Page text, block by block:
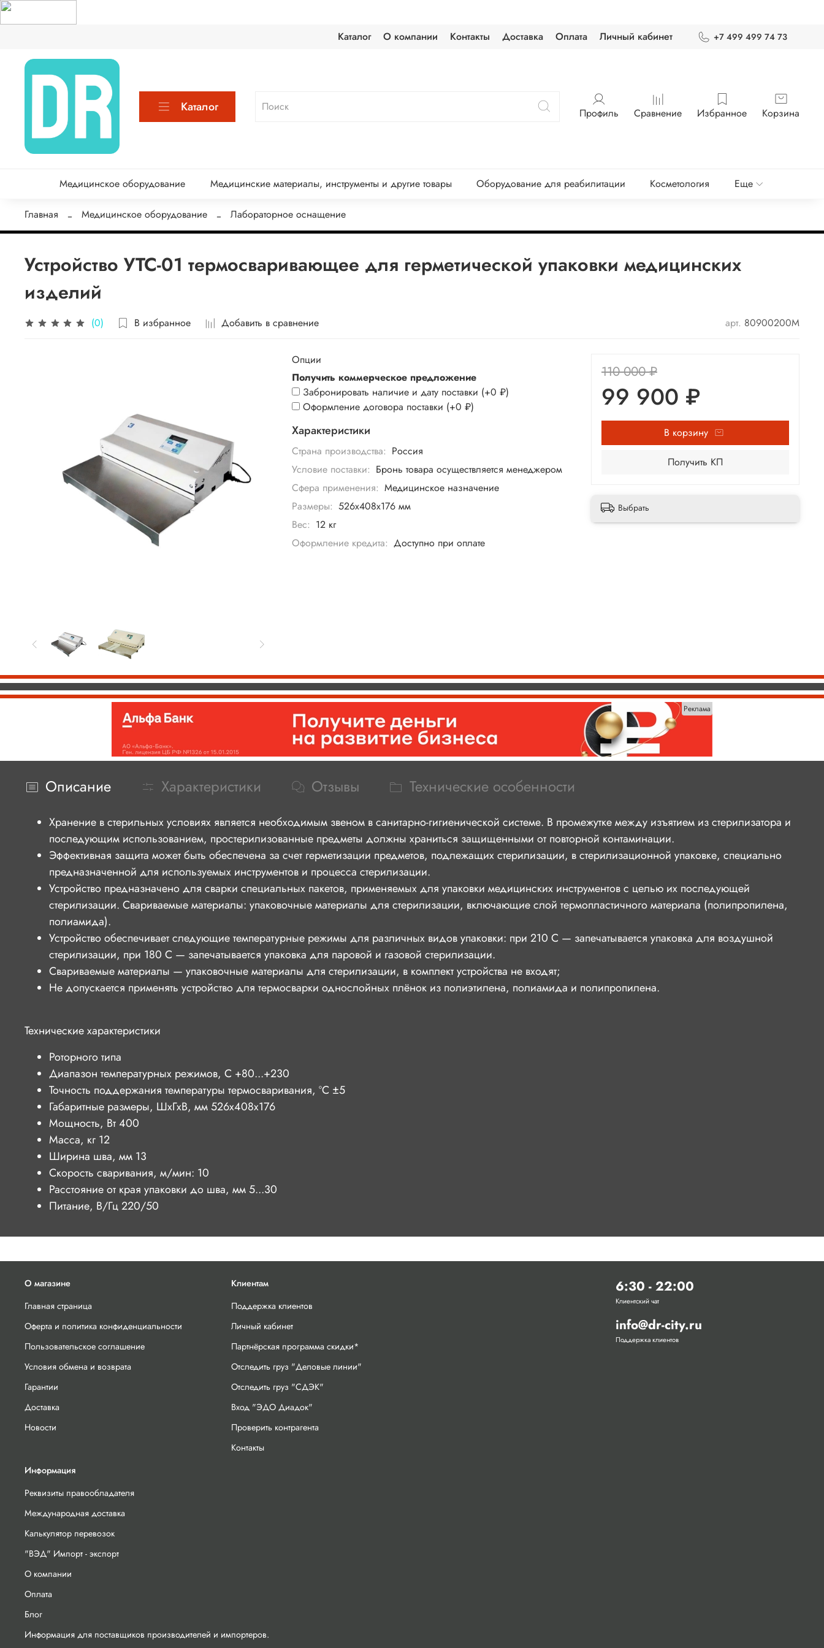
Каталог О компании Контакты Доставка Оплата Личный кабинет +7 499 499 74 73
Каталог Профиль Сравнение Избранное Корзина
Медицинское оборудование Медицинские материалы, инструменты и другие товары Оборудование для реабилитации Косметология Еще
Главная Медицинское оборудование Лабораторное оснащение
Устройство УТС-01 термосваривающее для герметической упаковки медицинских
изделий
(0) В избранное Добавить в сравнение арт. 80900200М
Опции
Получить коммерческое предложение
Забронировать наличие и дату поставки (+0 ₽)
Оформление договора поставки (+0 ₽)
Характеристики
Страна производства: Россия
Условие поставки: Бронь товара осуществляется менеджером
Сфера применения: Медицинское назначение
Размеры: 526х408х176 мм
Вес: 12 кг
Оформление кредита: Доступно при оплате
110 000 ₽
99 900 ₽
В корзину
Получить КП
Выбрать
Реклама
Описание Характеристики Отзывы Технические особенности
Хранение в стерильных условиях является необходимым звеном в санитарно-гигиенической системе. В промежутке между изъятием из стерилизатора и
последующим использованием, простерилизованные предметы должны храниться защищенными от повторной контаминации.
Эффективная защита может быть обеспечена за счет герметизации предметов, подлежащих стерилизации, в стерилизационной упаковке, специально
предназначенной для используемых инструментов и процесса стерилизации.
Устройство предназначено для сварки специальных пакетов, применяемых для упаковки медицинских инструментов с целью их последующей
стерилизации. Свариваемые материалы: упаковочные материалы для стерилизации, включающие слой термопластичного материала (полипропилена,
полиамида).
Устройство обеспечивает следующие температурные режимы для различных видов упаковки: при 210 С — запечатывается упаковка для воздушной
стерилизации, при 180 С — запечатывается упаковка для паровой и газовой стерилизации.
Свариваемые материалы — упаковочные материалы для стерилизации, в комплект устройства не входят;
Не допускается применять устройство для термосварки однослойных плёнок из полиэтилена, полиамида и полипропилена.
Технические характеристики
Роторного типа
Диапазон температурных режимов, С +80...+230
Точность поддержания температуры термосваривания, ºС ±5
Габаритные размеры, ШхГхВ, мм 526х408х176
Мощность, Вт 400
Масса, кг 12
Ширина шва, мм 13
Скорость сваривания, м/мин: 10
Расстояние от края упаковки до шва, мм 5...30
Питание, В/Гц 220/50
О магазине
Главная страница
Оферта и политика конфиденциальности
Пользовательское соглашение
Условия обмена и возврата
Гарантии
Доставка
Новости
Клиентам
Поддержка клиентов
Личный кабинет
Партнёрская программа скидки*
Отследить груз "Деловые линии"
Отследить груз "СДЭК"
Вход "ЭДО Диадок"
Проверить контрагента
Контакты
Информация
Реквизиты правообладателя
Международная доставка
Калькулятор перевозок
"ВЭД" Импорт - экспорт
О компании
Оплата
Блог
Информация для поставщиков производителей и импортеров.
6:30 - 22:00
Клиентский чат
info@dr-city.ru
Поддержка клиентов